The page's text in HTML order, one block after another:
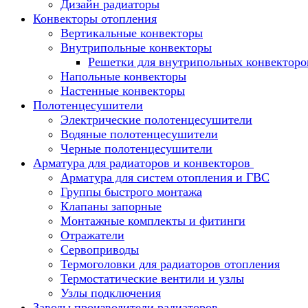
Дизайн радиаторы
Конвекторы отопления
Вертикальные конвекторы
Внутрипольные конвекторы
Решетки для внутрипольных
Напольные конвекторы
Настенные конвекторы
Полотенцесушители
Электрические полотенцесушители
Водяные полотенцесушители
Черные полотенцесушители
Арматура для радиаторов и конвекторов
Арматура для систем отопления и ГВС
Группы быстрого монтажа
Клапаны запорные
Монтажные комплекты и фитинги
Отражатели
Сервоприводы
Термоголовки для радиаторов отопления
Термостатические вентили и узлы
Узлы подключения